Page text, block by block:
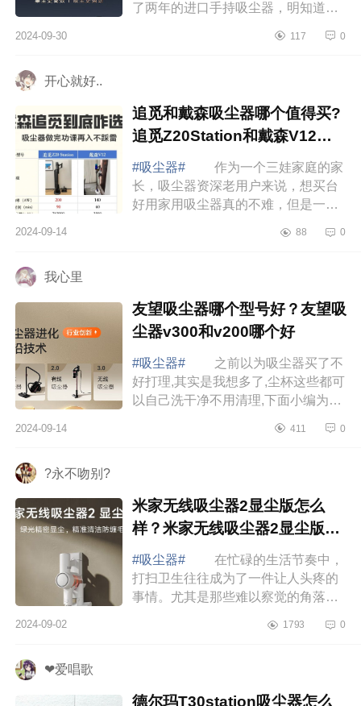
了两年的进口手持吸尘器，明知道鸡
Z20Station，下面小编为大家介绍下
2024-09-30 117 0
开心就好..
追觅和戴森吸尘器哪个值得买?
追觅Z20Station和戴森V12到
底买哪个
#吸尘器#
作为一个三娃家庭的家
长，吸尘器资深老用户来说，想买台
好用家用吸尘器真的不难，但是一定
介绍下追觅和戴森吸尘器哪个值得买?
2024-09-14 88 0
我心里
友望吸尘器哪个型号好？友望吸
尘器v300和v200哪个好
#吸尘器#
之前以为吸尘器买了不
好打理,其实是我想多了,尘杯这些都可
以自己洗干净不用清理,下面小编为大
望吸尘器v300和v200哪个好 友望
2024-09-14 411 0
?永不吻别?
米家无线吸尘器2显尘版怎么
样？米家无线吸尘器2显尘版怎
么用
#吸尘器#
在忙碌的生活节奏中，
打扫卫生往往成为了一件让人头疼的
事情。尤其是那些难以察觉的角落和
束手无策。下面小编为大家介绍下米
2024-09-02 1793 0
❤爱唱歌
德尔玛T30station吸尘器怎么